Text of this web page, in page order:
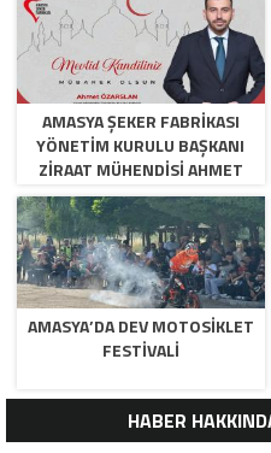
AMASYA ŞEKER FABRIKASI
YÖNETIM KURULU BAŞKANI
ZIRAAT MÜHENDISI AHMET
ÖZARSLAN’IN MEVLID KANDILI
MESAJI
AMASYA’DA DEV MOTOSIKLET
FESTIVALI
HABER